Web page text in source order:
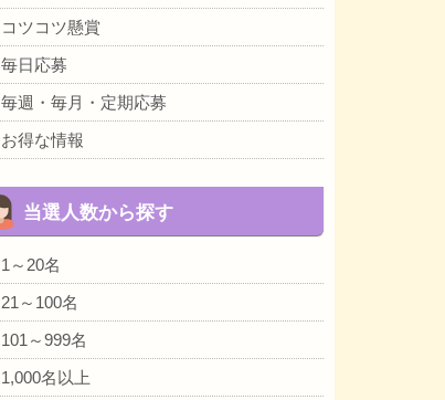
コツコツ懸賞
毎日応募
毎週・毎月・定期応募
お得な情報
当選人数から探す
1～20名
21～100名
101～999名
1,000名以上